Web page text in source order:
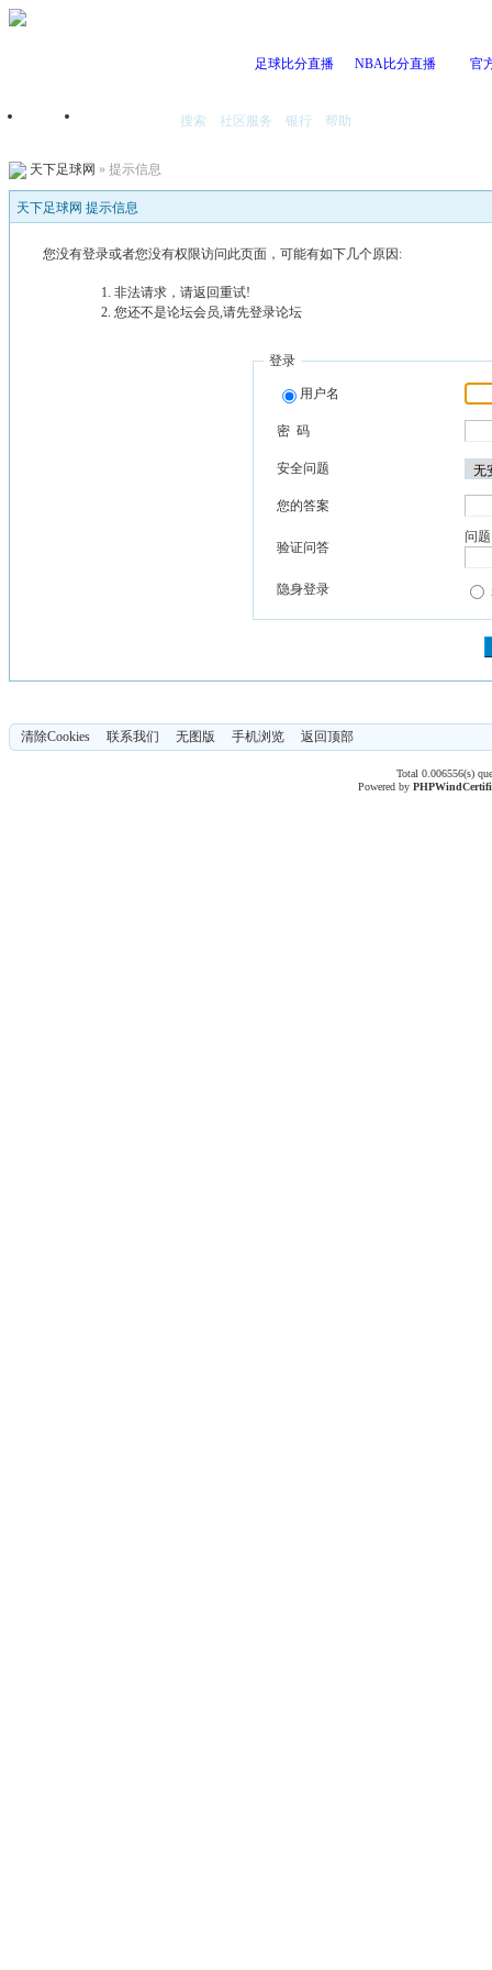
足球比分直播 NBA比分直播 官
首页 搜索 社区服务 银行 帮助
天下足球网 » 提示信息
天下足球网 提示信息
您没有登录或者您没有权限访问此页面，可能有如下几个原因:
非法请求，请返回重试!
您还不是论坛会员,请先登录论坛
登录
用户名
密 码
安全问题
您的答案
验证问答
问
隐身登录
清除Cookies 联系我们 无图版 手机浏览 返回顶部
Total 0.006556(s)
Powered byPHPWind